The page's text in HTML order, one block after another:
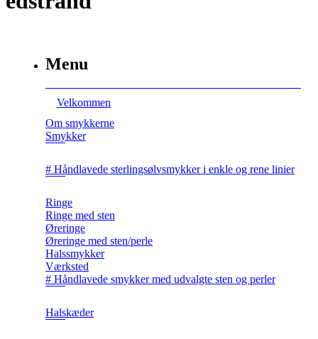
Menu
Velkommen
Om smykkerne
Smykker
# Håndlavede sterlingsølvsmykker i enkle og rene linier
Ringe
Ringe med sten
Øreringe
Øreringe med sten/perle
Halssmykker
Værksted
# Håndlavede smykker med udvalgte sten og perler
Halskæder